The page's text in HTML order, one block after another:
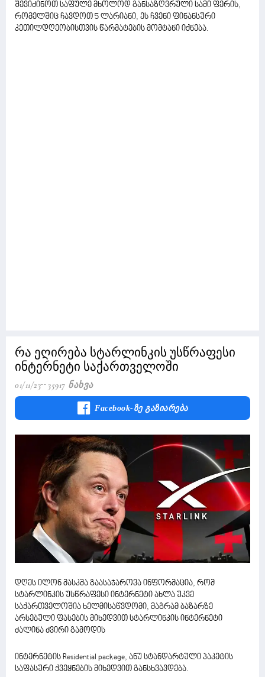
შევიძინოთ საფულე მხოლოდ განსაზღვრული სამი ფერის,
რომელშიც ჩავდოთ 5 ლარიანი, ეს ჩვენი ფინანსური
კეთილდღეობისთვის წარმატების მომტანი იქნება.
რა ეღირება სტარლინკის უსწრაფესი
ინტერნეტი საქართველოში
01/11/23 35917 Ნახვა
Facebook-Ზე Გაზიარება
დღეს ილონ მასკმა გაასაჯაროვა ინფორმაცია, რომ
სტარლინკის უსწრაფესი ინტერნეტი ახლა უკვე
საქართველოშია ხელმისაწვდომი, მაგრამ ბაზარზე
არსებული ფასების მიხედვით სტარლინკის ინტერნეტი
ძალინა ძვირი გამოდის
ინტერნეტის Residential package, ანუ სტანდარტული პაკეტის
საფასური ქვეყნების მიხედვით განსხვავდება.